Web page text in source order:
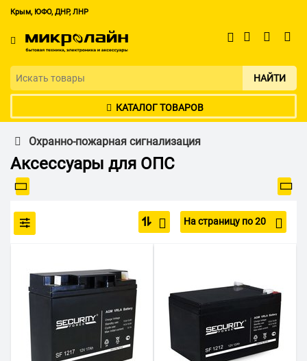
Крым, ЮФО, ДНР, ЛНР
НАЙТИ
КАТАЛОГ ТОВАРОВ
Охранно-пожарная сигнализация
Аксессуары для ОПС
На страницу по 20